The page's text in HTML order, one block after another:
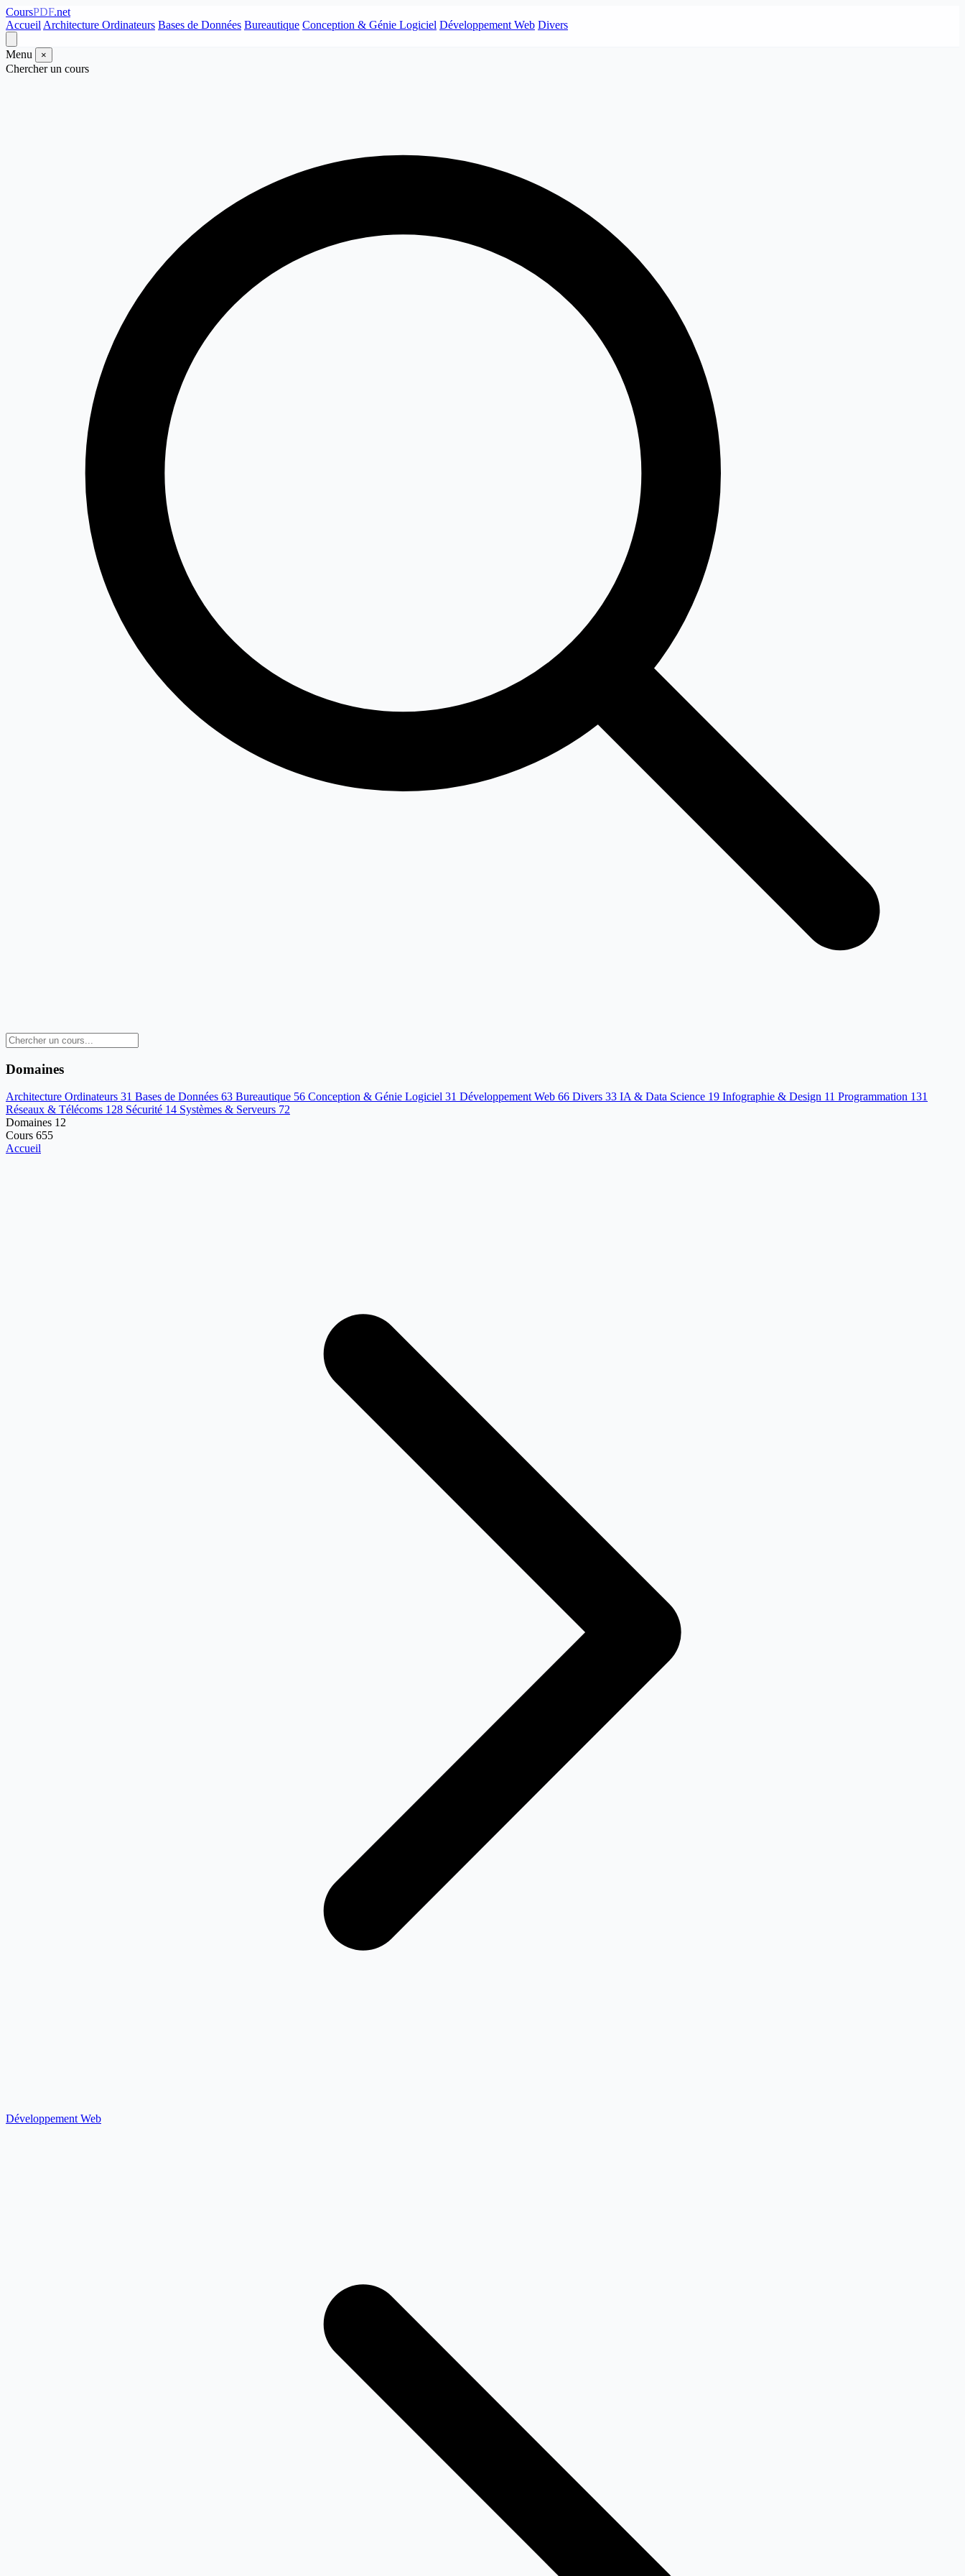
CoursPDF.net
Accueil Architecture Ordinateurs Bases de Données Bureautique Conception & Génie Logiciel Développement Web Divers
Menu ×
Chercher un cours
Domaines
Architecture Ordinateurs 31 Bases de Données 63 Bureautique 56 Conception & Génie Logiciel 31 Développement Web 66 Divers 33 IA & Data Science 19 Infographie & Design 11 Programmation 131
Réseaux & Télécoms 128 Sécurité 14 Systèmes & Serveurs 72
Domaines 12
Cours 655
Accueil
Développement Web